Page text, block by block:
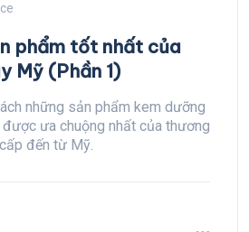
phẩm tốt nhất của
Mỹ (Phần 1)
những sản phẩm kem dưỡng
ưa chuộng nhất của thương
đến từ Mỹ.